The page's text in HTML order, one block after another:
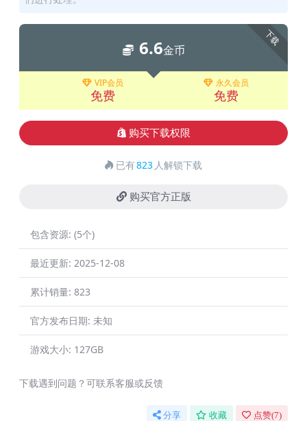
下载
6.6金币
VIP会员
免费
永久会员
免费
购买下载权限
已有823 人解锁下载
购买官方正版
包含资源: (5个)
最近更新: 2025-12-08
累计销量: 823
官方发布日期: 未知
游戏大小: 127GB
下载遇到问题？可联系客服或反馈
分享 收藏 点赞(7)